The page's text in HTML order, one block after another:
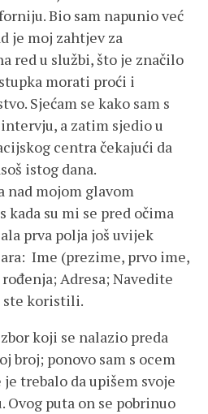
Bio sam napunio već
je moj zahtjev za
red u službi, što je značilo
morati proći i
Sjećam se kako sam s
a zatim sjedio u
centra čekajući da
istog dana.
nad mojom glavom
kada su mi se pred očima
prva polja još uvijek
Ime (prezime, prvo ime,
Adresa; Navedite
ste koristili.
koji se nalazio preda
broj; ponovo sam s ocem
trebalo da upišem svoje
puta on se pobrinuo